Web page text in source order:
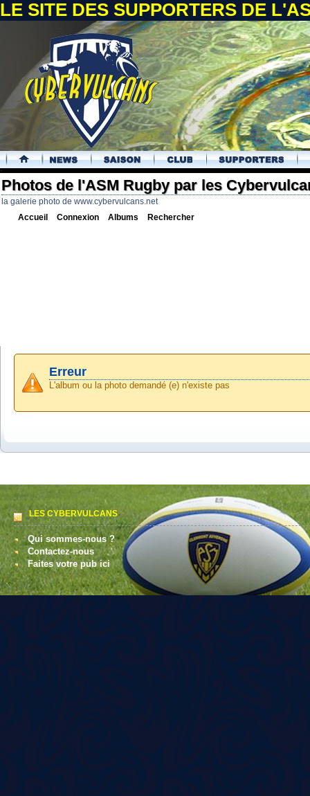
LE SITE DES SUPPORTERS DE
.
Photos de l'ASM Rugby par les
la galerie photo de www.cybervulcans.net
Accueil Connexion Albums Rechercher
Erreur
L'album ou la photo demandé (e) n'existe pas
LES CYBERVULCANS
Qui sommes-nous ?
Contactez-nous
Faites votre pub ici